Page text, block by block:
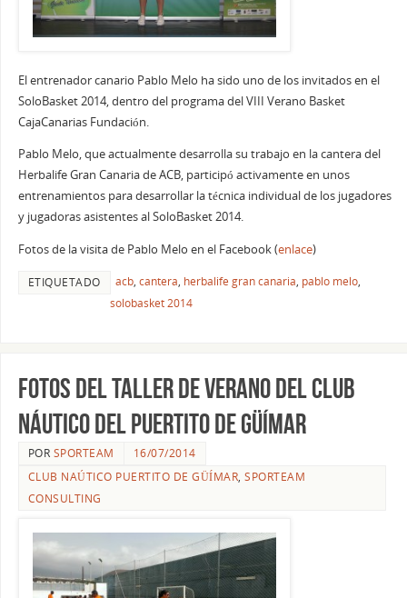
El entrenador canario Pablo Melo ha sido uno de los invitados en el
SoloBasket 2014, dentro del programa del VIII Verano Basket
CajaCanarias Fundación.
Pablo Melo, que actualmente desarrolla su trabajo en la cantera del
Herbalife Gran Canaria de ACB, participó activamente en unos
entrenamientos para desarrollar la técnica individual de los jugadores
y jugadoras asistentes al SoloBasket 2014.
Fotos de la visita de Pablo Melo en el Facebook (enlace)
ETIQUETADO acb, cantera, herbalife gran canaria, pablo melo,
solobasket 2014
Fotos del Taller de Verano del Club
Náutico del Puertito de Güímar
POR SPORTEAM
16/07/2014
CLUB NAÚTICO PUERTITO DE GÜÍMAR,SPORTEAM
CONSULTING